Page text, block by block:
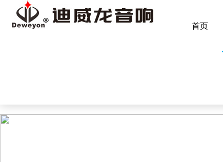
Warning : mkdir(): No space left on device in
草莓视频入口,草莓APP在线
首页